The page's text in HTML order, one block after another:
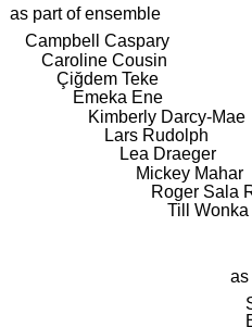
as part of ensemble
Campbell Caspary
Caroline Cousin
Çiğdem Teke
Emeka Ene
Kimberly Darcy-Mae
Lars Rudolph
Lea Draeger
Mickey Mahar
Roger Sala
Till Wonka
as